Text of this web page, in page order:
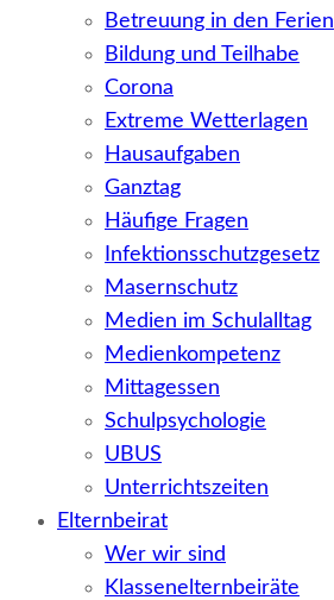
Betreuung in den Ferien
Bildung und Teilhabe
Corona
Extreme Wetterlagen
Hausaufgaben
Ganztag
Häufige Fragen
Infektionsschutzgesetz
Masernschutz
Medien im Schulalltag
Medienkompetenz
Mittagessen
Schulpsychologie
UBUS
Unterrichtszeiten
Elternbeirat
Wer wir sind
Klassenelternbeiräte